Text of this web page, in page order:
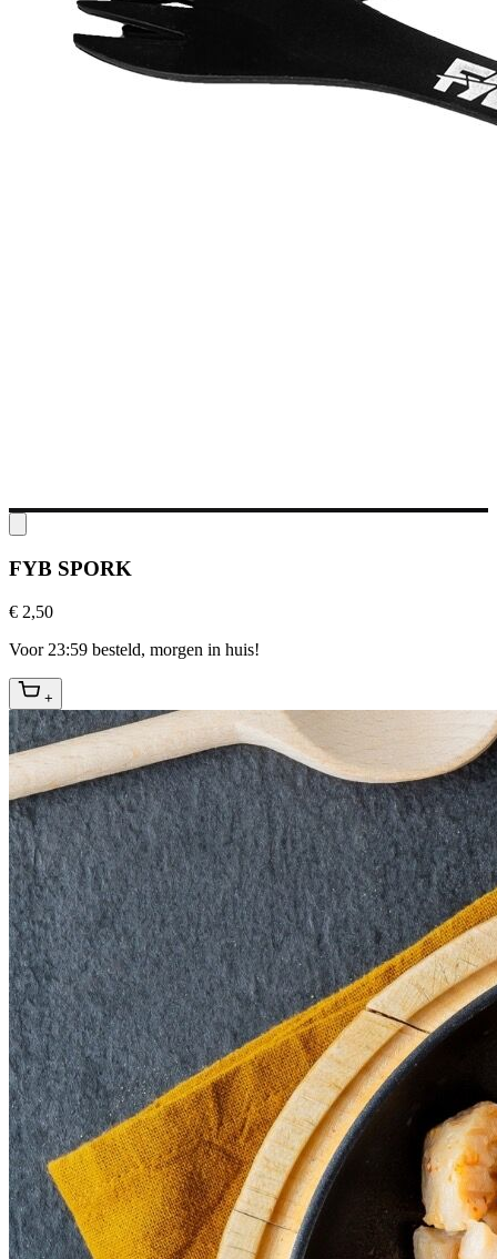
FYB SPORK
€ 2,50
Voor 23:59 besteld, morgen in huis!
+